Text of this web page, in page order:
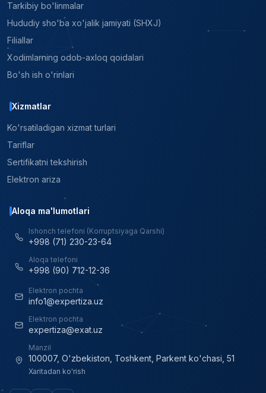
Tarkibiy bo'linmalar
Hududiy sho'ba xo'jalik jamiyati (SHXJ)
Filiallar
Xodimlarning odob-axloq qoidalari
Bo'sh ish o'rinlari
Xizmatlar
Ko'rsatiladigan xizmat turlari
Tariflar
Sertifikatni tekshirish
Elektron ariza
Aloqa ma'lumotlari
Ishonch telefoni (Korruptsiyaga Qarshi)
+998 (71) 230-23-64
Aloqa telefoni
+998 (90) 712-12-36
Elektron pochta
info1@expertiza.uz
Elektron pochta
expertiza@exat.uz
Manzil
100007, O'zbekiston, Toshkent, Parkent ko'chasi, 51
Xaritadan ko'rish